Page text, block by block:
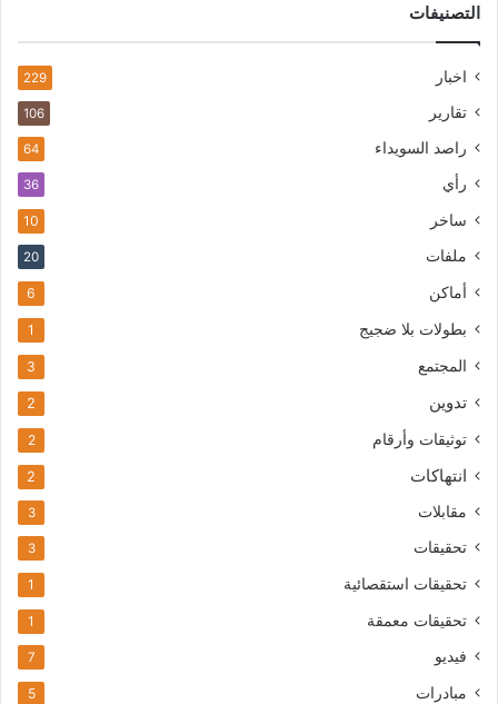
التصنيفات
اخبار 229
تقارير 106
راصد السويداء 64
رأي 36
ساخر 10
ملفات 20
أماكن 6
بطولات بلا ضجيج 1
المجتمع 3
تدوين 2
توثيقات وأرقام 2
انتهاكات 2
مقابلات 3
تحقيقات 3
تحقيقات استقصائية 1
تحقيقات معمقة 1
فيديو 7
مبادرات 5